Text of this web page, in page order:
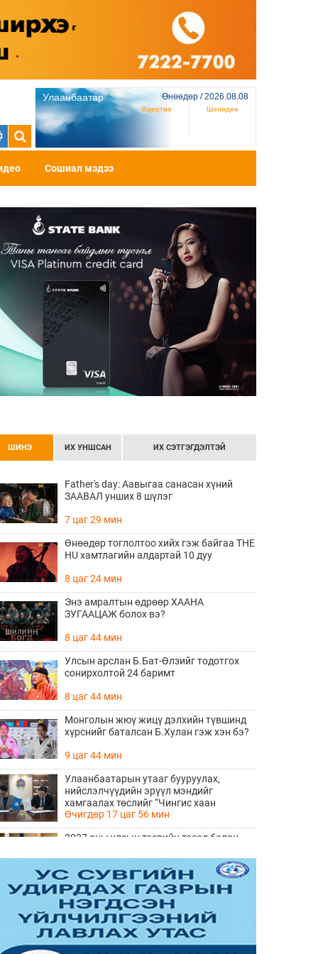
Улаанбаатар Өнөөдөр / 2026.08.08
Өдөртөө Шөнөдөө
Сошиал мэдээ
ШИНЭ ИХ УНШСАН ИХ СЭТГЭГДЭЛТЭЙ
Father's day: Аавыгаа санасан хүний
ЗААВАЛ унших 8 шүлэг
7 цаг 29 мин
Өнөөдөр тоглолтоо хийх гэж байгаа THE
HU хамтлагийн алдартай 10 дуу
8 цаг 24 мин
Энэ амралтын өдрөөр ХААНА
ЗУГААЦАЖ болох вэ?
8 цаг 44 мин
Улсын арслан Б.Бат-Өлзийг тодотгох
сонирхолтой 24 баримт
8 цаг 44 мин
Монголын жюү жицү дэлхийн түвшинд
хүрснийг баталсан Б.Хулан гэж хэн бэ?
9 цаг 44 мин
Улаанбаатарын утааг бууруулах,
нийслэлчүүдийн эрүүл мэндийг
хамгаалах төслийг “Чингис хаан
баялгийн сан нэгдэл” ХХК-тай хамтран
хэрэгжүүлнэ
Өчигдөр 17 цаг 56 мин
2027 оны улсын төсвийн төсөл болон
олон нийтийн хэлэлцүүлэг боллоо
Өчигдөр 17 цаг 38 мин
Нийгмийн даатгалын сангийн хөрөнгө
7.6 тэрбум төгрөгөөр арвижлаа
Өчигдөр 17 цаг 18 мин